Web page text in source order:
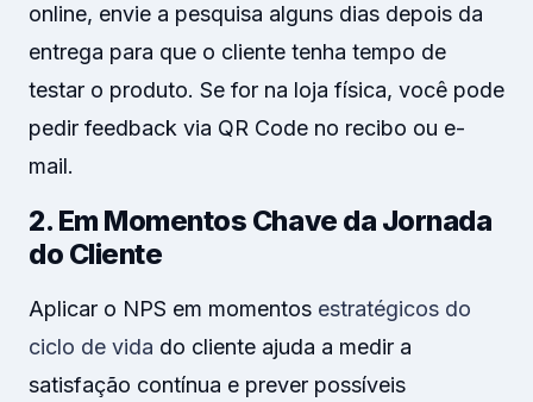
online, envie a pesquisa alguns dias depois da
entrega para que o cliente tenha tempo de
testar o produto. Se for na loja física, você pode
pedir feedback via QR Code no recibo ou e-
mail.
2. Em Momentos Chave da Jornada
do Cliente
Aplicar o NPS em momentos estratégicos do
ciclo de vida do cliente ajuda a medir a
satisfação contínua e prever possíveis